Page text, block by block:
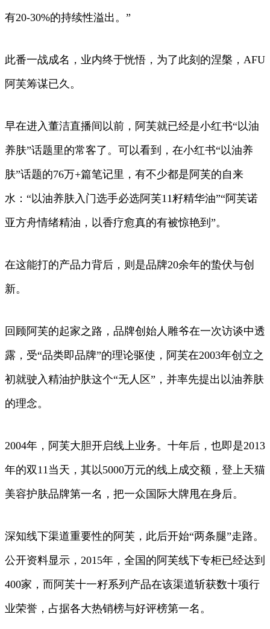
有20-30%的持续性溢出。”
此番一战成名，业内终于恍悟，为了此刻的涅槃，AFU
阿芙筹谋已久。
早在进入董洁直播间以前，阿芙就已经是小红书“以油
养肤”话题里的常客了。可以看到，在小红书“以油养
肤”话题的76万+篇笔记里，有不少都是阿芙的自来
水：“以油养肤入门选手必选阿芙11籽精华油”“阿芙诺
亚方舟情绪精油，以香疗愈真的有被惊艳到”。
在这能打的产品力背后，则是品牌20余年的蛰伏与创
新。
回顾阿芙的起家之路，品牌创始人雕爷在一次访谈中透
露，受“品类即品牌”的理论驱使，阿芙在2003年创立之
初就驶入精油护肤这个“无人区”，并率先提出以油养肤
的理念。
2004年，阿芙大胆开启线上业务。十年后，也即是2013
年的双11当天，其以5000万元的线上成交额，登上天猫
美容护肤品牌第一名，把一众国际大牌甩在身后。
深知线下渠道重要性的阿芙，此后开始“两条腿”走路。
公开资料显示，2015年，全国的阿芙线下专柜已经达到
400家，而阿芙十一籽系列产品在该渠道斩获数十项行
业荣誉，占据各大热销榜与好评榜第一名。